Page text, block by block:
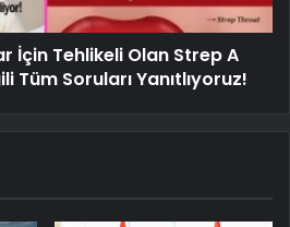
İçin Tehlikeli Olan Strep A
Tüm Soruları Yanıtlıyoruz!